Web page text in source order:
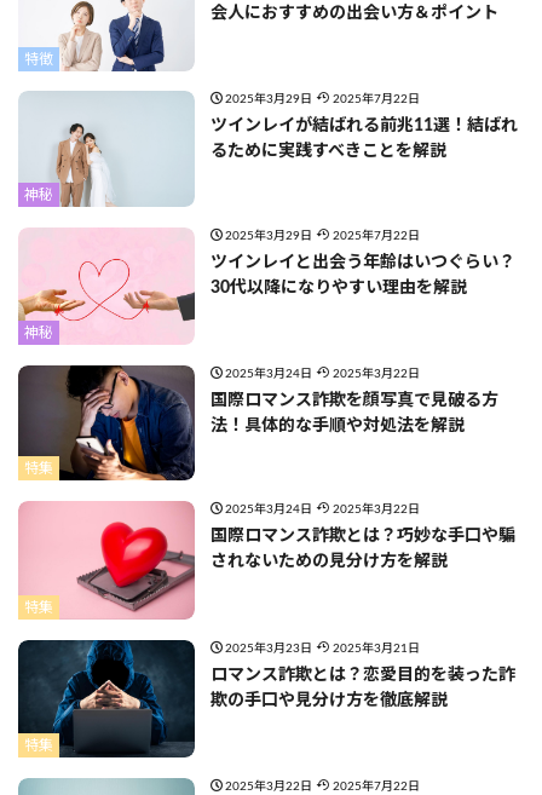
特徴
会人におすすめの出会い方＆ポイント
神秘
2025年3月29日 2025年7月22日
ツインレイが結ばれる前兆11選！結ばれ
るために実践すべきことを解説
神秘
2025年3月29日 2025年7月22日
ツインレイと出会う年齢はいつぐらい？
30代以降になりやすい理由を解説
特集
2025年3月24日 2025年3月22日
国際ロマンス詐欺を顔写真で見破る方
法！具体的な手順や対処法を解説
特集
2025年3月24日 2025年3月22日
国際ロマンス詐欺とは？巧妙な手口や騙
されないための見分け方を解説
特集
2025年3月23日 2025年3月21日
ロマンス詐欺とは？恋愛目的を装った詐
欺の手口や見分け方を徹底解説
2025年3月22日 2025年7月22日